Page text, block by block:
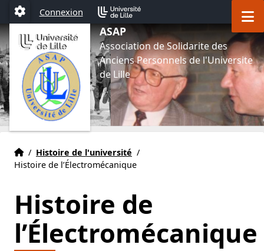
Aller au menu
Aller au contenu
Aller au pied de page
Paramétrage
Connexion
ASAP
Association de Solidarite des
Anciens Personnels de l'Universite
de Lille
Accueil
Accueil
/ Histoire de l'université /
Histoire de l’Électromécanique
Histoire de
l’Électromécanique